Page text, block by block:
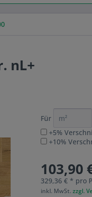
nL+
Für
+5%
+10%
103,90
329,36 € * pro
inkl. MwSt.zzgl.